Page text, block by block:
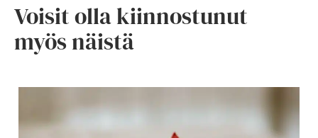
Voisit olla kiinnostunut
myös näistä